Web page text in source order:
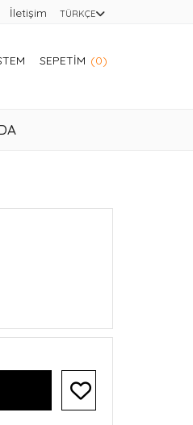
İletişim TÜRKÇE
SEPETIM (0)